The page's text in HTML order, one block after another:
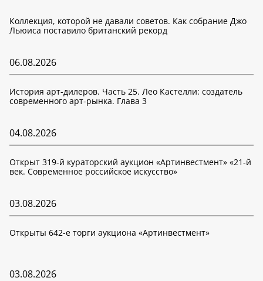
Коллекция, которой не давали советов. Как собрание Джо
Льюиса поставило британский рекорд
06.08.2026
История арт-дилеров. Часть 25. Лео Кастелли: создатель
современного арт-рынка. Глава 3
04.08.2026
Открыт 319-й кураторский аукцион «Артинвестмент» «21-й
век. Современное российское искусство»
03.08.2026
Открыты 642-е торги аукциона «Артинвестмент»
03.08.2026